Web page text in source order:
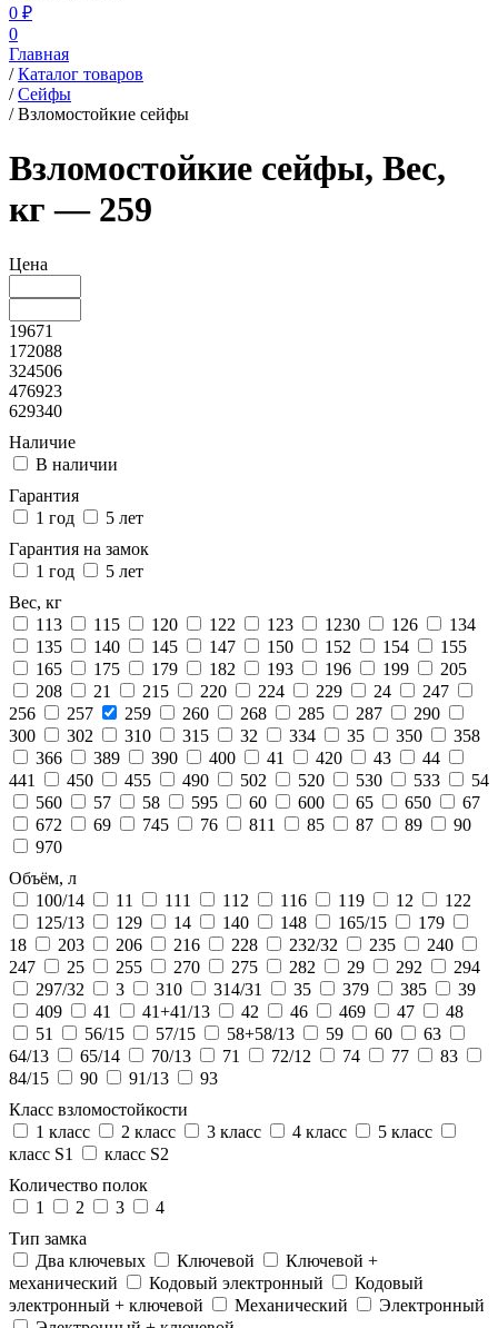
0 ₽
0
Главная
/ Каталог товаров
/ Сейфы
/ Взломостойкие сейфы
Взломостойкие сейфы, Вес,
кг — 259
Цена
19671
172088
324506
476923
629340
Наличие
В наличии
Гарантия
1 год
5 лет
Гарантия на замок
1 год
5 лет
Вес, кг
113
115 120 122 123 1230 126
134
135
140 145 147 150 152 154
155
165
175 179 182 193 196 199
205
208
21 215 220 224 229 24
247
256
257 259 260 268 285 287
290
300
302 310 315 32 334 35 350
358
366
389 390 400 41 420 43
44
441
450 455 490 502 520 530 533
54
560
57 58 595 60 600 65 650
67
672
69 745 76 811 85 87 89
90
970
Объём, л
100/14
11 111 112 116 119 12
122
125/13
129 14 140 148 165/15
179
18
203 206 216 228 232/32 235
240
247
25 255 270 275 282 29 292
294
297/32
3 310 314/31 35 379 385
39
409
41 41+41/13 42 46 469 47
48
51
56/15 57/15 58+58/13 59 60
63
64/13
65/14 70/13 71 72/12 74 77
83
84/15
90 91/13
93
Класс взломостойкости
1 класс
2 класс 3 класс 4 класс
5 класс
класс S1
класс S2
Количество полок
1
2 3
4
Тип замка
Два ключевых
Ключевой
Ключевой +
механический
Кодовый электронный
Кодовый
электронный + ключевой
Механический
Электронный